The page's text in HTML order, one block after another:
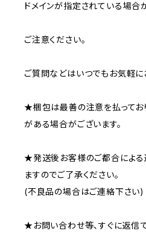
ドメインが指定されている場合
ご注意ください。
ご質問などはいつでもお気軽
★梱包は最善の注意を払ってお
がある場合がございます。
★発送後お客様のご都合による
ますのでご了承ください。
(不良品の場合はご連絡下さい)
★お問い合わせ等、すぐに返信